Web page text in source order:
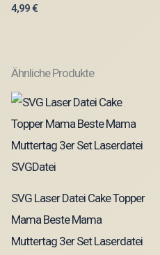
4,99€
Ähnliche Produkte
SVG Laser Datei Cake Topper
Mama Beste Mama
Muttertag 3er Set Laserdatei